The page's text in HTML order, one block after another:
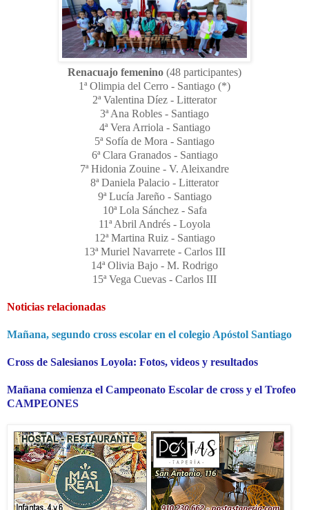
Renacuajo femenino (48 participantes)
1ª Olimpia del Cerro - Santiago (*)
2ª Valentina Díez - Litterator
3ª Ana Robles - Santiago
4ª Vera Arriola - Santiago
5ª Sofía de Mora - Santiago
6ª Clara Granados - Santiago
7ª Hidonia Zouine - V. Aleixandre
8ª Daniela Palacio - Litterator
9ª Lucía Jareño - Santiago
10ª Lola Sánchez - Safa
11ª Abril Andrés - Loyola
12ª Martina Ruiz - Santiago
13ª Muriel Navarrete - Carlos III
14ª Olivia Bajo - M. Rodrigo
15ª Vega Cuevas - Carlos III
Noticias relacionadas
Mañana, segundo cross escolar en el colegio Apóstol Santiago
Cross de Salesianos Loyola: Fotos, videos y resultados
Mañana comienza el Campeonato Escolar de cross y el Trofeo
CAMPEONES